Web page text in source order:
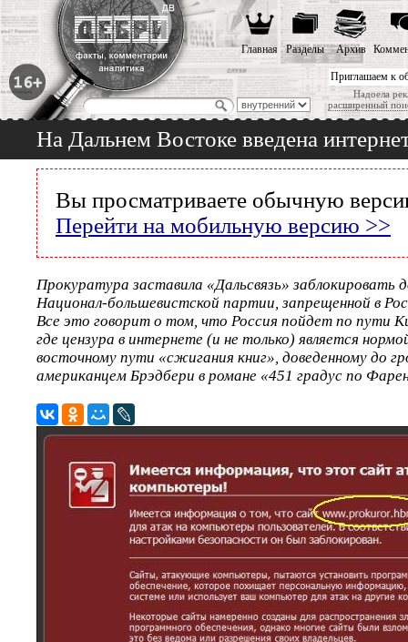
Приглашаем к
Надоела
расширенный
Главная Разделы Архив
На Дальнем Востоке введена
Вы просматриваете обычную
Перейти на мобильную версию >>
Прокуратура заставила «Дальсвязь» заблокировать
Национал-большевистской партии, запрещенной в
Все это говорит о том, что Россия пойдет по пути
где цензура в интернете (и не только) является
восточному пути «сжигания книг», доведенному до
американцем Брэдбери в романе «451 градус по